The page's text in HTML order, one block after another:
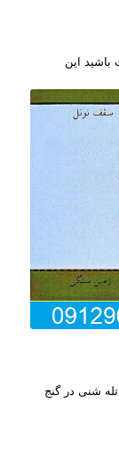
این
شنی در گنج